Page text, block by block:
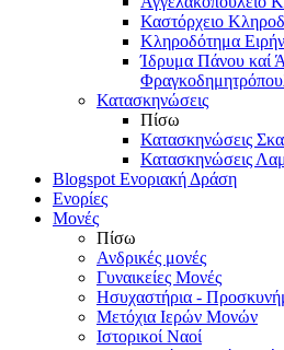
Καστόρχειο
Κληροδότημα
Ίδρυμα Πάνου καί
Κατασκηνώσεις
Πίσω
Κατασκηνώσεις
Κατασκηνώσεις
Blogspot Ενοριακή Δράση
Ενορίες
Μονές
Πίσω
Ανδρικές μονές
Γυναικείες Μονές
Ησυχαστήρια -
Μετόχια Ιερών Μονών
Ιστορικοί Ναοί